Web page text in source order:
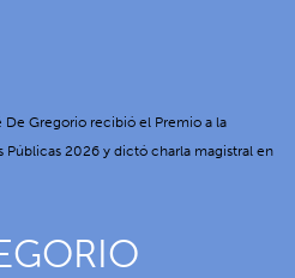
De Gregorio recibió el Premio a la
Públicas 2026 y dictó charla magistral en